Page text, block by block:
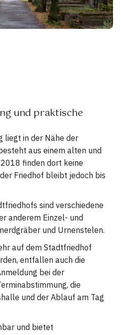
und praktische
liegt in der Nähe der
aus einem alten und
finden dort keine
Friedhof bleibt jedoch bis
sind verschiedene
anderem Einzel- und
und Urnenstelen.
auf dem Stadtfriedhof
entfallen auch die
bei der
die
und der Ablauf am Tag
und bietet